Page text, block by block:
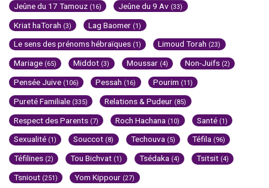
Jeûne du 17 Tamouz (16) Jeûne du 9 Av (33)
Kriat haTorah (3) Lag Baomer (1)
Le sens des prénoms hébraïques (1) Limoud Torah (23)
Mariage (65) Middot (3) Moussar (4) Non-Juifs (2)
Pensée Juive (106) Pessah (16) Pourim (11)
Pureté Familiale (335) Relations & Pudeur (85)
Respect des Parents (7) Roch Hachana (10) Santé (1)
Sexualité (1) Souccot (8) Techouva (5) Téfila (96)
Téfilines (2) Tou Bichvat (1) Tsédaka (4) Tsitsit (4)
Tsniout (251) Yom Kippour (27)